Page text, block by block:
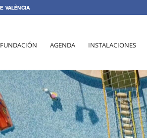
FUNDACIÓN AGENDA INSTALACIONES